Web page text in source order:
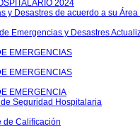
2024
y Desastres de acuerdo a su
Emergencias y Desastres
EMERGENCIAS
EMERGENCIAS
EMERGENCIA
Seguridad Hospitalaria
de Calificación